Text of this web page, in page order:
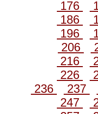
176
186
196
206
216
226
236
237
247